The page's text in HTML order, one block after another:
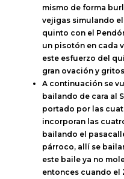
mismo de forma
vejigas simulando
quinto con el
un pisotón en cada
este esfuerzo del
gran ovación y
A continuación se
bailando de cara al
portado por las
incorporan las
bailando el
párroco, allí se
este baile ya no
entonces cuando el